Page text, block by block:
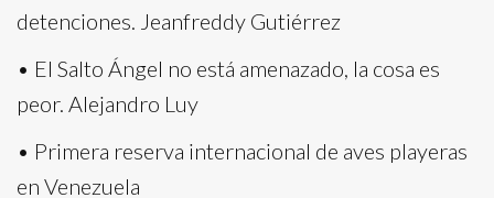
detenciones. Jeanfreddy Gutiérrez
• El Salto Ángel no está amenazado, la cosa es
peor. Alejandro Luy
• Primera reserva internacional de aves playeras
en Venezuela